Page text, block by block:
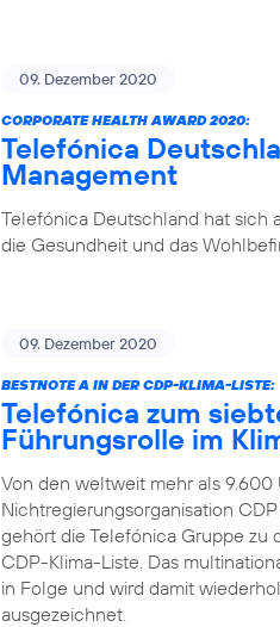
09. Dezember 2020
CORPORATE HEALTH AWARD 2020:
Telefónica
Management
Telefónica Deutschland hat sich
die Gesundheit und das
09. Dezember 2020
BESTNOTE A IN DER CDP-KLIMA-LISTE:
Telefónica zum
Führungsrolle im
Von den weltweit mehr als
Nichtregierungsorganisation
gehört die Telefónica Gruppe
CDP-Klima-Liste. Das
in Folge und wird damit
ausgezeichnet.